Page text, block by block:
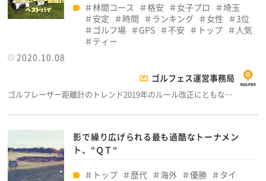
林間コース 格安 女子プロ
埼玉
安定
時間 ランキング 女性
3位
ゴルフ場
GPS 不安 トップ
人気
ティー
2020.10.08
ゴルフェス運営事務局
ゴルフレーザー距離計のトレンド2019年のルール改正にともな…
影で繰り広げられる最も過酷なトーナメン
ト、“ＱＴ“
トップ 歴代 海外 優勝
タイ